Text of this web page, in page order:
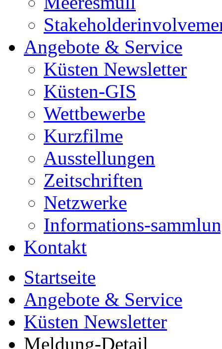
Angebote & Service
Küsten Newsletter
Küsten-GIS
Wettbewerbe
Kurzfilme
Ausstellungen
Zeitschriften
Netzwerke
Informations-
Kontakt
Startseite
Angebote & Service
Küsten Newsletter
Meldung-Detail